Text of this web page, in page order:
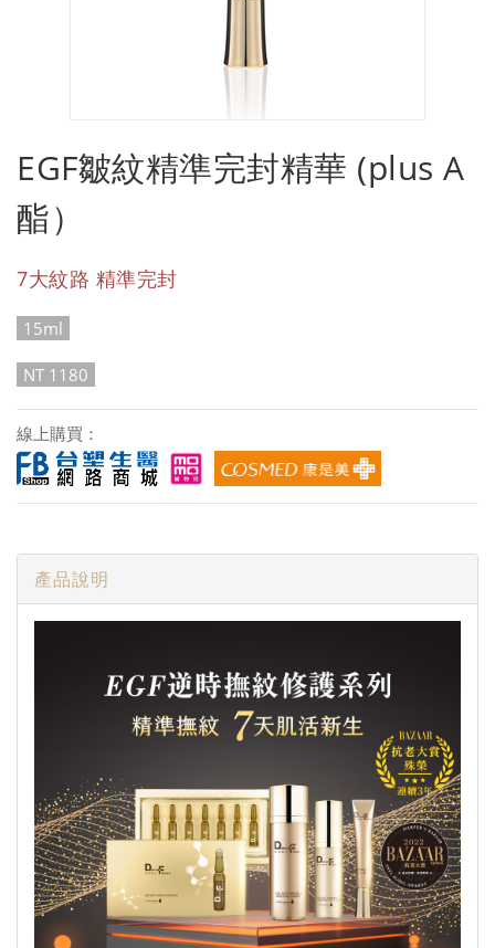
EGF皺紋精準完封精華 (plus A
酯）
7大紋路 精準完封
15ml
NT 1180
線上購買：
產品說明